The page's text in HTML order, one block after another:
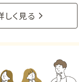
しく見る